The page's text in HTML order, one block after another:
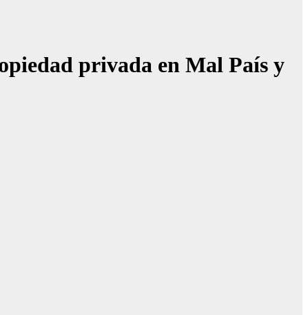
privada en Mal País y